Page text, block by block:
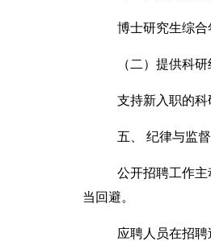
博士研究生综合
（二） 提供科研
支持新入职的科
五 纪律与监督
公开招聘工作
当回避。
应聘人员在招